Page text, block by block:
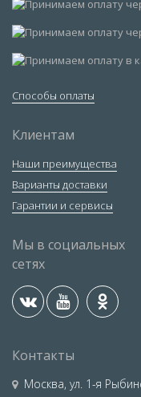
Способы оплаты
Клиентам
Наши преимущества
Варианты доставки
Гарантии и сервисы
Мы в социальных
сетях
Контакты
Москва, ул. 1-я